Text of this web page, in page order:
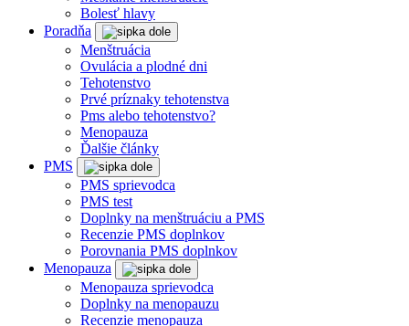
Bolesť hlavy
Poradňa
Menštruácia
Ovulácia a plodné dni
Tehotenstvo
Prvé príznaky tehotenstva
Pms alebo tehotenstvo?
Menopauza
Ďalšie články
PMS
PMS sprievodca
PMS test
Doplnky na menštruáciu a PMS
Recenzie PMS doplnkov
Porovnania PMS doplnkov
Menopauza
Menopauza sprievodca
Doplnky na menopauzu
Recenzie menopauza